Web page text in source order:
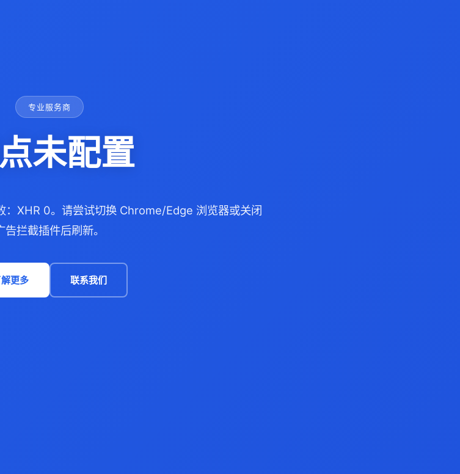
专业服务商
未配置
XHR 0。请尝试切换 Chrome/Edge 浏览器或关闭
告拦截插件后刷新。
更多 联系我们